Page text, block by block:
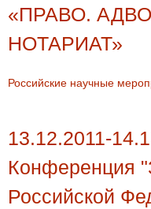
«ПРАВО.
НОТАРИАТ»
Российские научные
13.12.2011-
Конференция
Российской